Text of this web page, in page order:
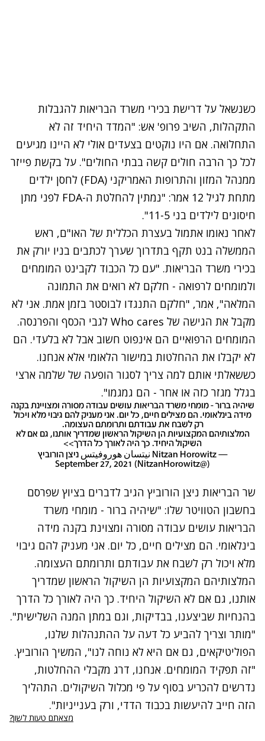
כשנשאל על דרישת בכירי משרד הבריאות להגבלות
התקהלות, השיב פרופ' אש: "המדד היחיד זה לא
התחלואה. אם היו נוקטים בצעדים אולי לא היינו מגיעים
לכל כך הרבה חולים קשה בבתי החולים". על בקשת פייזר
ממנהל המזון והתרופות האמריקני (FDA) לחסן ילדים
מתחת לגיל 12 אמר: "נמתין להחלטת ה-FDA
לפני מתן
חיסונים לילדים בני 11-5".
לאחר נאומו אתמול בעצרת הכללית של האו"ם, ראש
הממשלה בנט תקף בתדרוך שערך לכתבים בניו יורק את
בכירי משרד הבריאות. "עם כל הכבוד לקבינט המומחים
ולמומחים לרפואה - חלקם לא רואים את התמונה
המלאה", אמר, "חלקם התנגדו לבוסטר בזמן אמת. אני לא
מקבל את הגישה של Who cares
לגבי הכסף והפרנסה.
המומחים הרפואיים הם אינפוט חשוב אבל לא בלעדי. הם
לא יקבלו את ההחלטות במישור הלאומי אלא אנחנו.
כששאלתי אותם למה צריך לסגור הופעה של שלמה ארצי
בגלל מגזר כזה או אחר - הם גמגמו".
שיהיה ברור - מומחי משרד הבריאות עושים עבודה מסורה ומצויינת בקנה
מידה בינלאומי. הם מצילים חיים, כל יום. אני מעניק להם גיבוי מלא ויכול
רק לשבח את עבודתם ותרומתם העצומה.
המלצותיהם המקצועיות הן השיקול הראשון שמדריך אותנו, גם אם לא
השיקול היחיד. כך היה לאורך כל הדרך>>
— Nitzan Horowitz نيتسان هوروفيتس ניצן הורוביץ
(@NitzanHorowitz)
September 27, 2021
שר הבריאות ניצן הורוביץ הגיב לדברים בציוץ שפרסם
בחשבון הטוויטר שלו: "שיהיה ברור - מומחי משרד
הבריאות עושים עבודה מסורה ומצוינת בקנה מידה
בינלאומי. הם מצילים חיים, כל יום. אני מעניק להם גיבוי
מלא ויכול רק לשבח את עבודתם ותרומתם העצומה.
המלצותיהם המקצועיות הן השיקול הראשון שמדריך
אותנו, גם אם לא השיקול היחיד. כך היה לאורך כל הדרך
בהנחיות שביצענו, בבדיקות, וגם במתן המנה השלישית".
"מותר וצריך להביע כל דעה על ההתנהלות שלנו,
הפוליטיקאים, גם אם היא לא נוחה לנו", המשיך הורוביץ.
"זה תפקיד המומחים. אנחנו, דרג מקבלי ההחלטות,
נדרשים להכריע בסוף על פי מכלול השיקולים. התהליך
הזה חייב להיעשות בכבוד הדדי, ורק בענייניות".
מצאתם טעות לשון?